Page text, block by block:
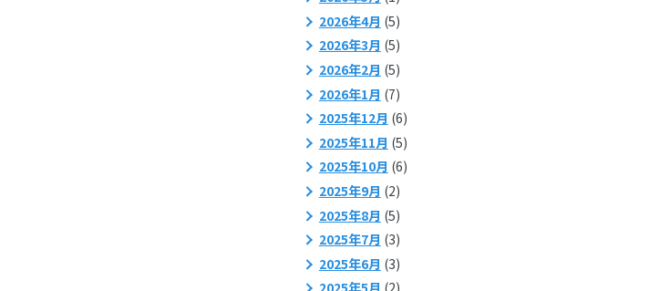
2026年4月 (5)
2026年3月 (5)
2026年2月 (5)
2026年1月 (7)
2025年12月 (6)
2025年11月 (5)
2025年10月 (6)
2025年9月 (2)
2025年8月 (5)
2025年7月 (3)
2025年6月 (3)